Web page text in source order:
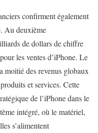
confirment également
Au deuxième
de dollars de chiffre
les ventes d’iPhone. Le
moitié des revenus globaux
et services. Cette
de l’iPhone dans le
intégré, où le matériel,
s’alimentent